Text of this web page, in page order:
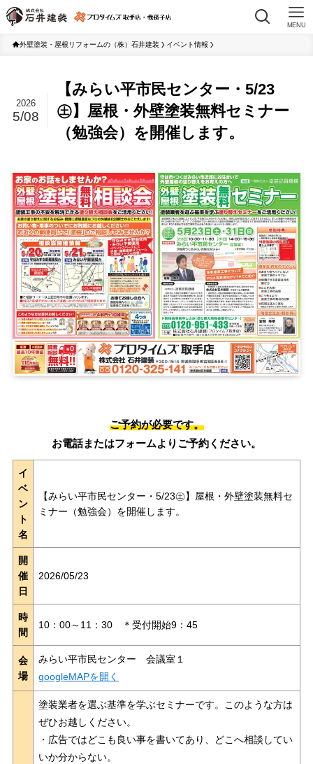
MENU
外壁塗装・屋根リフォームの（株）石井建装 イベント情報
【みらい平市民センター・5/23
㊏】屋根・外壁塗装無料セミナー
（勉強会）を開催します。
2026
5/08
ご予約が必要です。
お電話またはフォームよりご予約ください。
イ
ベ
ン
ト
名
【みらい平市民センター・5/23㊏】屋根・外壁塗装無料セ
ミナー（勉強会）を開催します。
開
催
日
2026/05/23
時
間
10：00～11：30 ＊受付開始9：45
会
場
みらい平市民センター 会議室１
googleMAPを開く
塗装業者を選ぶ基準を学ぶセミナーです。このような方は
ぜひお越しください。
・広告ではどこも良い事を書いてあり、どこへ相談してい
いか分からない。